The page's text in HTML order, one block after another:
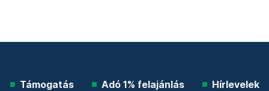
Támogatás Adó 1% felajánlás Hírlevelek